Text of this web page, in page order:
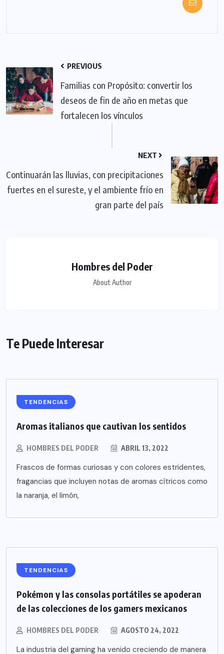
PREVIOUS
Familias con Propósito: convertir los
deseos de fin de año en metas que
fortalecen los vínculos
NEXT
Continuarán las lluvias, con precipitaciones
fuertes en el sureste, y el ambiente frío en
gran parte del país
Hombres del Poder
About Author
Te Puede Interesar
TENDENCIAS
Aromas italianos que cautivan los sentidos
HOMBRES DEL PODER ABRIL 13, 2022
Frascos de formas curiosas y con colores estridentes,
fragancias que incluyen notas de aromas cítricos como
la naranja, el limón,
TENDENCIAS
Pokémon y las consolas portátiles se apoderan
de las colecciones de los gamers mexicanos
HOMBRES DEL PODER AGOSTO 24, 2022
La industria del gaming ha venido creciendo de manera